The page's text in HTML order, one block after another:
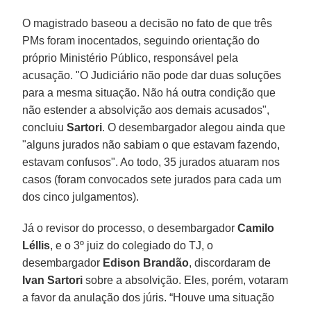
O magistrado baseou a decisão no fato de que três
PMs foram inocentados, seguindo orientação do
próprio Ministério Público, responsável pela
acusação. "O Judiciário não pode dar duas soluções
para a mesma situação. Não há outra condição que
não estender a absolvição aos demais acusados",
concluiuSartori. O desembargador alegou ainda que
"alguns jurados não sabiam o que estavam fazendo,
estavam confusos". Ao todo, 35 jurados atuaram nos
casos (foram convocados sete jurados para cada um
dos cinco julgamentos).
Já o revisor do processo, o desembargadorCamilo
Léllis, e o 3º juiz do colegiado do TJ, o
desembargador Edison Brandão, discordaram de
Ivan Sartori sobre a absolvição. Eles, porém, votaram
a favor da anulação dos júris. “Houve uma situação